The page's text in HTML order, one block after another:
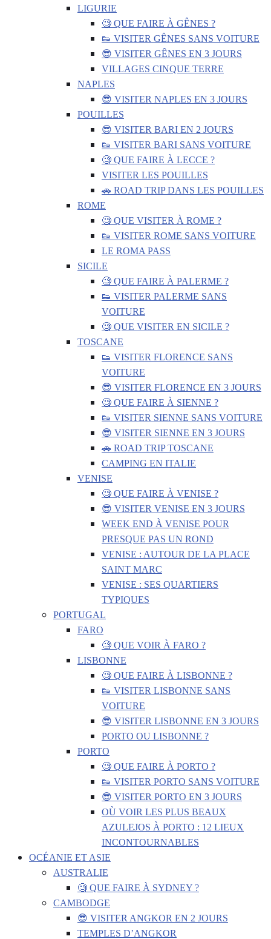
LIGURIE
🧐 QUE FAIRE À GÊNES ?
👟 VISITER GÊNES SANS VOITURE
😎 VISITER GÊNES EN 3 JOURS
VILLAGES CINQUE TERRE
NAPLES
😎 VISITER NAPLES EN 3 JOURS
POUILLES
😎 VISITER BARI EN 2 JOURS
👟 VISITER BARI SANS VOITURE
🧐 QUE FAIRE À LECCE ?
VISITER LES POUILLES
🚗 ROAD TRIP DANS LES POUILLES
ROME
🧐 QUE VISITER À ROME ?
👟 VISITER ROME SANS VOITURE
LE ROMA PASS
SICILE
🧐 QUE FAIRE À PALERME ?
👟 VISITER PALERME SANS
VOITURE
🧐 QUE VISITER EN SICILE ?
TOSCANE
👟 VISITER FLORENCE SANS
VOITURE
😎 VISITER FLORENCE EN 3 JOURS
🧐 QUE FAIRE À SIENNE ?
👟 VISITER SIENNE SANS VOITURE
😎 VISITER SIENNE EN 3 JOURS
🚗 ROAD TRIP TOSCANE
CAMPING EN ITALIE
VENISE
🧐 QUE FAIRE À VENISE ?
😎 VISITER VENISE EN 3 JOURS
WEEK END À VENISE POUR
PRESQUE PAS UN ROND
VENISE : AUTOUR DE LA PLACE
SAINT MARC
VENISE : SES QUARTIERS
TYPIQUES
PORTUGAL
FARO
🧐 QUE VOIR À FARO ?
LISBONNE
🧐 QUE FAIRE À LISBONNE ?
👟 VISITER LISBONNE SANS
VOITURE
😎 VISITER LISBONNE EN 3 JOURS
PORTO OU LISBONNE ?
PORTO
🧐 QUE FAIRE À PORTO ?
👟 VISITER PORTO SANS VOITURE
😎 VISITER PORTO EN 3 JOURS
OÙ VOIR LES PLUS BEAUX
AZULEJOS À PORTO : 12 LIEUX
INCONTOURNABLES
OCÉANIE ET ASIE
AUSTRALIE
🧐 QUE FAIRE À SYDNEY ?
CAMBODGE
😎 VISITER ANGKOR EN 2 JOURS
TEMPLES D’ANGKOR